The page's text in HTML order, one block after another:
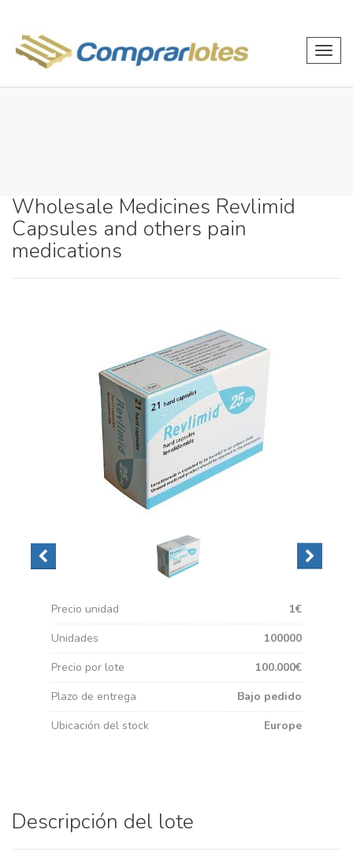
Wholesale Medicines Revlimid
Capsules and others pain
medications
Precio unidad
1€
Unidades
100000
Precio por lote
100.000€
Plazo de entrega
Bajo pedido
Ubicación del stock
Europe
Descripción del lote